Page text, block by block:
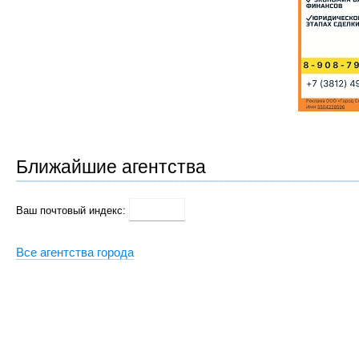
Ближайшие агентства
Ваш почтовый индекс:
Все агентства города